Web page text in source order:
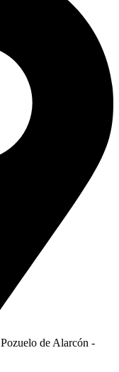
de Alarcón -